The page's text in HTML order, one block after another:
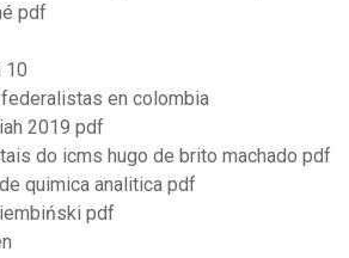
pdf
10
en colombia
2019 pdf
do icms hugo de brito machado pdf
quimica analitica pdf
pdf